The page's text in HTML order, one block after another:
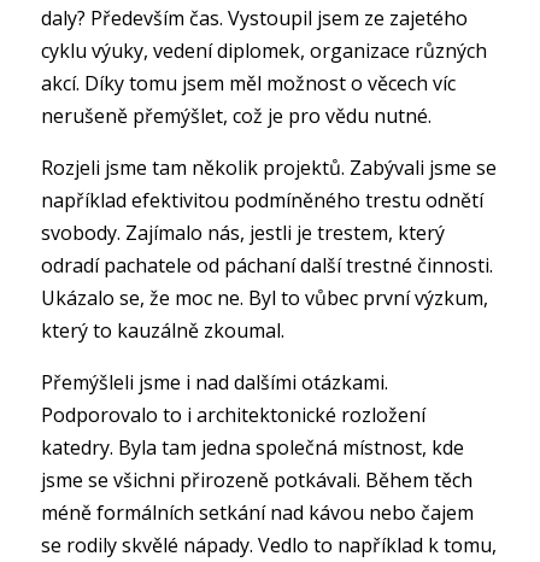
daly? Především čas. Vystoupil jsem ze zajetého
cyklu výuky, vedení diplomek, organizace různých
akcí. Díky tomu jsem měl možnost o věcech víc
nerušeně přemýšlet, což je pro vědu nutné.
Rozjeli jsme tam několik projektů. Zabývali jsme se
například efektivitou podmíněného trestu odnětí
svobody. Zajímalo nás, jestli je trestem, který
odradí pachatele od páchaní další trestné činnosti.
Ukázalo se, že moc ne. Byl to vůbec první výzkum,
který to kauzálně zkoumal.
Přemýšleli jsme i nad dalšími otázkami.
Podporovalo to i architektonické rozložení
katedry. Byla tam jedna společná místnost, kde
jsme se všichni přirozeně potkávali. Během těch
méně formálních setkání nad kávou nebo čajem
se rodily skvělé nápady. Vedlo to například k tomu,